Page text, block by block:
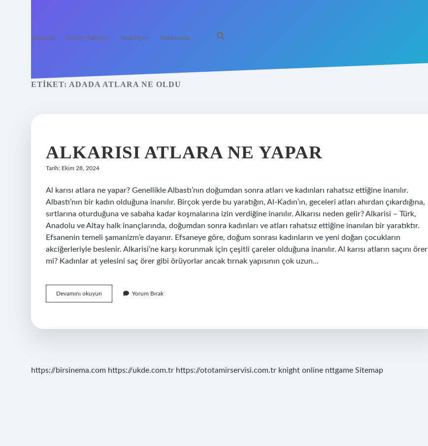
Anasayfa Gizlilik Politikası Yasal Uyarı Hakkımızda
ETIKET: ADADA ATLARA NE OLDU
ALKARISI ATLARA NE YAPAR
Tarih: Ekim 28, 2024
Al karısı atlara ne yapar? Genellikle Albastı’nın doğumdan sonra atları ve kadınları rahatsız ettiğine inanılır.
Albastı’nın bir kadın olduğuna inanılır. Birçok yerde bu yaratığın, Al-Kadın’ın, geceleri atları ahırdan çıkardığına,
sırtlarına oturduğuna ve sabaha kadar koşmalarına izin verdiğine inanılır. Alkarısı neden gelir? Alkarisi – Türk,
Anadolu ve Altay halk inançlarında, doğumdan sonra kadınları ve atları rahatsız ettiğine inanılan bir yaratıktır.
Efsanenin temeli şamanizm’e dayanır. Efsaneye göre, doğum sonrası kadınların ve yeni doğan çocukların
akciğerleriyle beslenir. Alkarisi’ne karşı korunmak için çeşitli çareler olduğuna inanılır. Al karısı atların saçını örer
mi? Kadınlar at yelesini saç örer gibi örüyorlar ancak tırnak yapısının çok uzun…
Devamını okuyun
Atlara
Yorum Bırak
https://birsinema.com https://ukde.com.tr https://ototamirservisi.com.tr knight online nttgame Sitemap